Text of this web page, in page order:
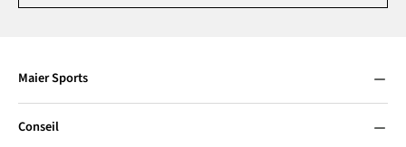
Maier Sports
Conseil